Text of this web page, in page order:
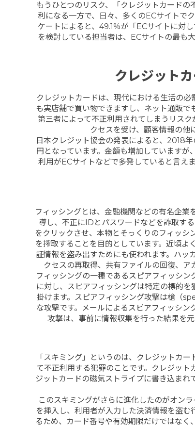
もうひとつのリスク、「クレジットカード
利になる一方で、日々、多くのECサイトで
ケートによると、49.1％が「ECサイトに対
を検討している担当者は、ECサイトの最も
クレジット
クレジットカードは、現代における生活の
も実店舗で買い物できますし、ネット通販
第三者によって不正利用されてしまうリス
クセスを受け、顧客情報の他
日本クレジット協会の発表によると、2018
円となっています。金額も増加しています
利用がECサイトなどで多発していると言え
フィッシングとは、金融機関などの有名企
導し、不正にIDとパスワードなどを詐取す
をクリックさせ、本物とそっくりのフィッ
を搾取することを目的としています。近頃
証情報を盗み出すためにも使われます。ハ
クセスの再取得、共有ファイルの回復、ア
フィッシングの一種であるスピアフィッシ
に対し、スピアフィッシングは特定の標的
掛けます。スピアフィッシング攻撃は槍（
な攻撃です。メールによるスピアフィッシ
攻撃は、事前に情報収集を行った結果を
「スキミング」というのは、クレジットカ
て不正利用する犯罪のことです。クレジッ
ジットカードの磁気ストライプに書き込ま
このスキミングがさらに進化したのがオン
を挿入し、利用者が入力した決済情報を盗
るため、カード番号や有効期限だけではな